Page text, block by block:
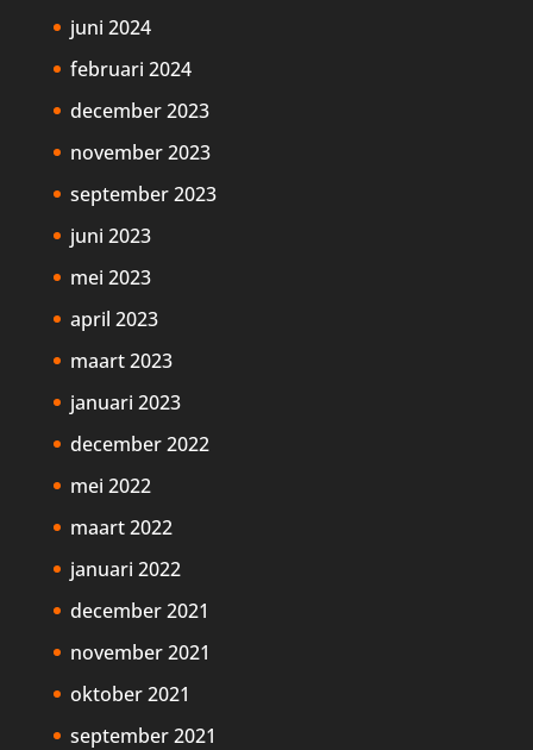
juni 2024
februari 2024
december 2023
november 2023
september 2023
juni 2023
mei 2023
april 2023
maart 2023
januari 2023
december 2022
mei 2022
maart 2022
januari 2022
december 2021
november 2021
oktober 2021
september 2021